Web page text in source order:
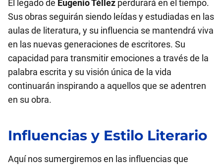
El legado de Eugenio Téllez perdurará en el tiempo.
Sus obras seguirán siendo leídas y estudiadas en las
aulas de literatura, y su influencia se mantendrá viva
en las nuevas generaciones de escritores. Su
capacidad para transmitir emociones a través de la
palabra escrita y su visión única de la vida
continuarán inspirando a aquellos que se adentren
en su obra.
Influencias y Estilo Literario
Aquí nos sumergiremos en las influencias que